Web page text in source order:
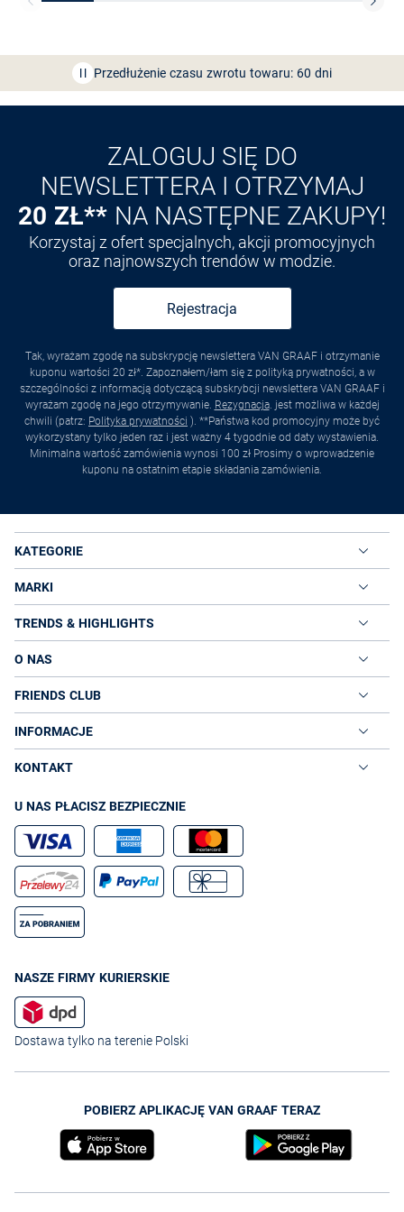
Przedłużenie czasu zwrotu towaru: 60 dni
Odkryj aplikację VANGRAAF
ZALOGUJ SIĘ DO
NEWSLETTERA I OTRZYMAJ
20 ZŁ** NA NASTĘPNE ZAKUPY!
Korzystaj z ofert specjalnych, akcji promocyjnych
oraz najnowszych trendów w modzie.
Rejestracja
Tak, wyrażam zgodę na subskrypcję newslettera VAN GRAAF i otrzymanie
kuponu wartości 20 zł*. Zapoznałem/łam się z polityką prywatności, a w
szczególności z informacją dotyczącą subskrybcji newslettera VAN GRAAF i
wyrażam zgodę na jego otrzymywanie. Rezygnacja. jest możliwa w każdej
chwili (patrz: Polityka prywatności ). **Państwa kod promocyjny może być
wykorzystany tylko jeden raz i jest ważny 4 tygodnie od daty wystawienia.
Minimalna wartość zamówienia wynosi 100 zł Prosimy o wprowadzenie
kuponu na ostatnim etapie składania zamówienia.
KATEGORIE
MARKI
TRENDS & HIGHLIGHTS
O NAS
FRIENDS CLUB
INFORMACJE
KONTAKT
U NAS PŁACISZ BEZPIECZNIE
NASZE FIRMY KURIERSKIE
Dostawa tylko na terenie Polski
POBIERZ APLIKACJĘ VAN GRAAF TERAZ